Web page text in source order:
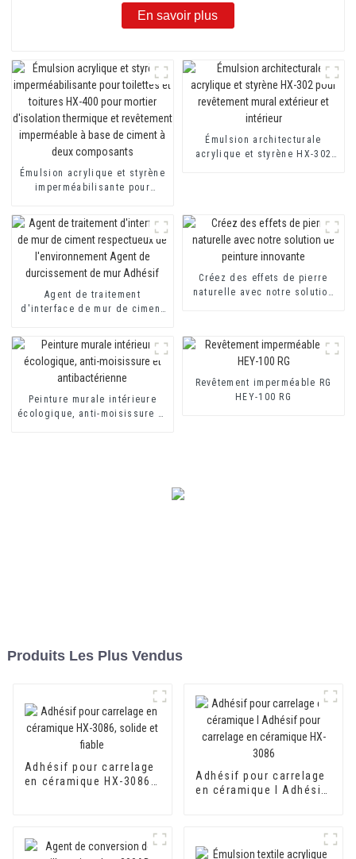
En savoir plus
Émulsion acrylique et styrène
imperméabilisante pour
pour mortier d'isolation
thermique et revêtement
imperméable à base de ciment
à deux composants
Émulsion architecturale
acrylique et styrène HX-302
Agent de traitement
d'interface de mur de ciment
l'environnement Agent de
durcissement de mur Adhésif
Créez des effets de pierre
naturelle avec notre solution
Peinture murale intérieure
écologique, anti-moisissure et
Revêtement imperméable RG
HEY-100 RG
Produits Les Plus Vendus
Adhésif pour carrelage
en céramique HX-3086,
Adhésif pour carrelage
en céramique I Adhésif